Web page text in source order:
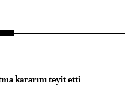
kararını teyit etti